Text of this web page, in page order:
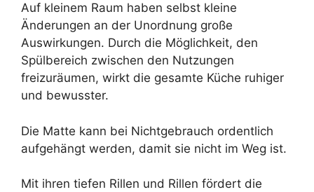
Auf kleinem Raum haben selbst kleine
Änderungen an der Unordnung große
Auswirkungen. Durch die Möglichkeit, den
Spülbereich zwischen den Nutzungen
freizuräumen, wirkt die gesamte Küche ruhiger
und bewusster.
Die Matte kann bei Nichtgebrauch ordentlich
aufgehängt werden, damit sie nicht im Weg ist.
Mit ihren tiefen Rillen und Rillen fördert die